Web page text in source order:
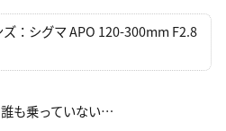
： シグマ APO 120-300mm F2.8
も乗っていない…